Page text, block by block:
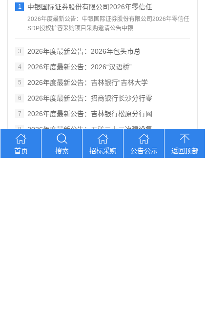
1 中银国际证券股份有限公司2026年零信任
2026年度最新公告：中银国际证券股份有限公司2026年零信任
SDP授权扩容采购项目采购邀请公告中银...
3 2026年度最新公告：2026年包头市总
4 2026年度最新公告：2026“汉语桥”
5 2026年度最新公告：吉林银行“吉林大学
6 2026年度最新公告：招商银行长沙分行零
7 2026年度最新公告：吉林银行松原分行网
8 2026年度最新公告：五矿二十三冶建设集
9 2026年度最新公告：2026年哈啰两轮
2026年度最新公告：广州资产东信集团一
首页 搜索 招标采购 公告公示 返回顶部